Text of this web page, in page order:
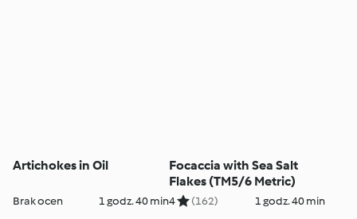
Artichokes in Oil
Brak ocen 1 godz. 40 min
Focaccia with Sea Salt
Flakes (TM5/6 Metric)
4 (162) 1 godz. 40 min